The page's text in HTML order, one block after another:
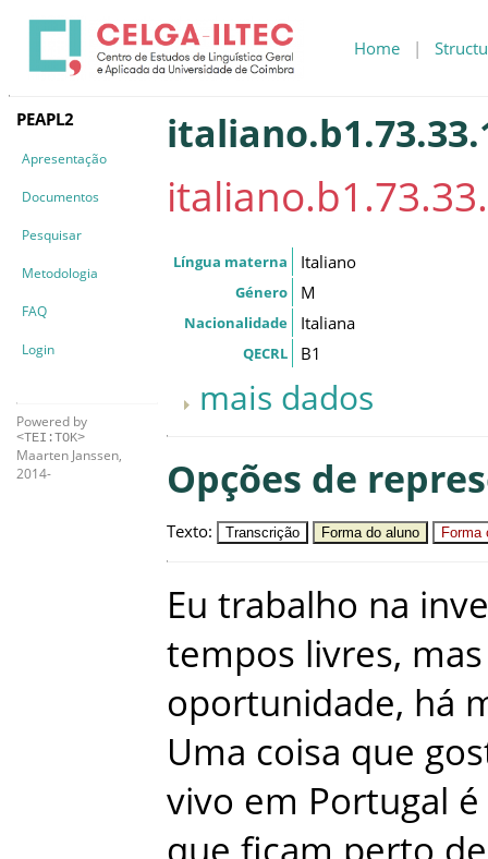
Home |
PEAPL2
Apresentação
Documentos
Pesquisar
Metodologia
FAQ
Login
Powered by
<TEI:TOK>
Maarten Janssen,
2014-
Língua materna Italiano
Género M
Nacionalidade Italiana
QECRL B1
mais dados
Opções de
Texto: Transcrição Forma do aluno Forma
Eu trabalho na
tempos livres, mas
oportunidade, há
Uma coisa que
vivo em Portugal é